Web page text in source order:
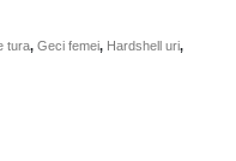
tura, Geci femei, Hardshell uri,